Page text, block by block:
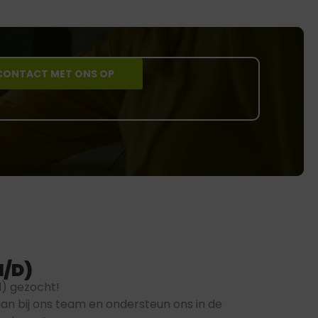
MET ONS OP
D)
gezocht!
bij ons team en ondersteun ons in de